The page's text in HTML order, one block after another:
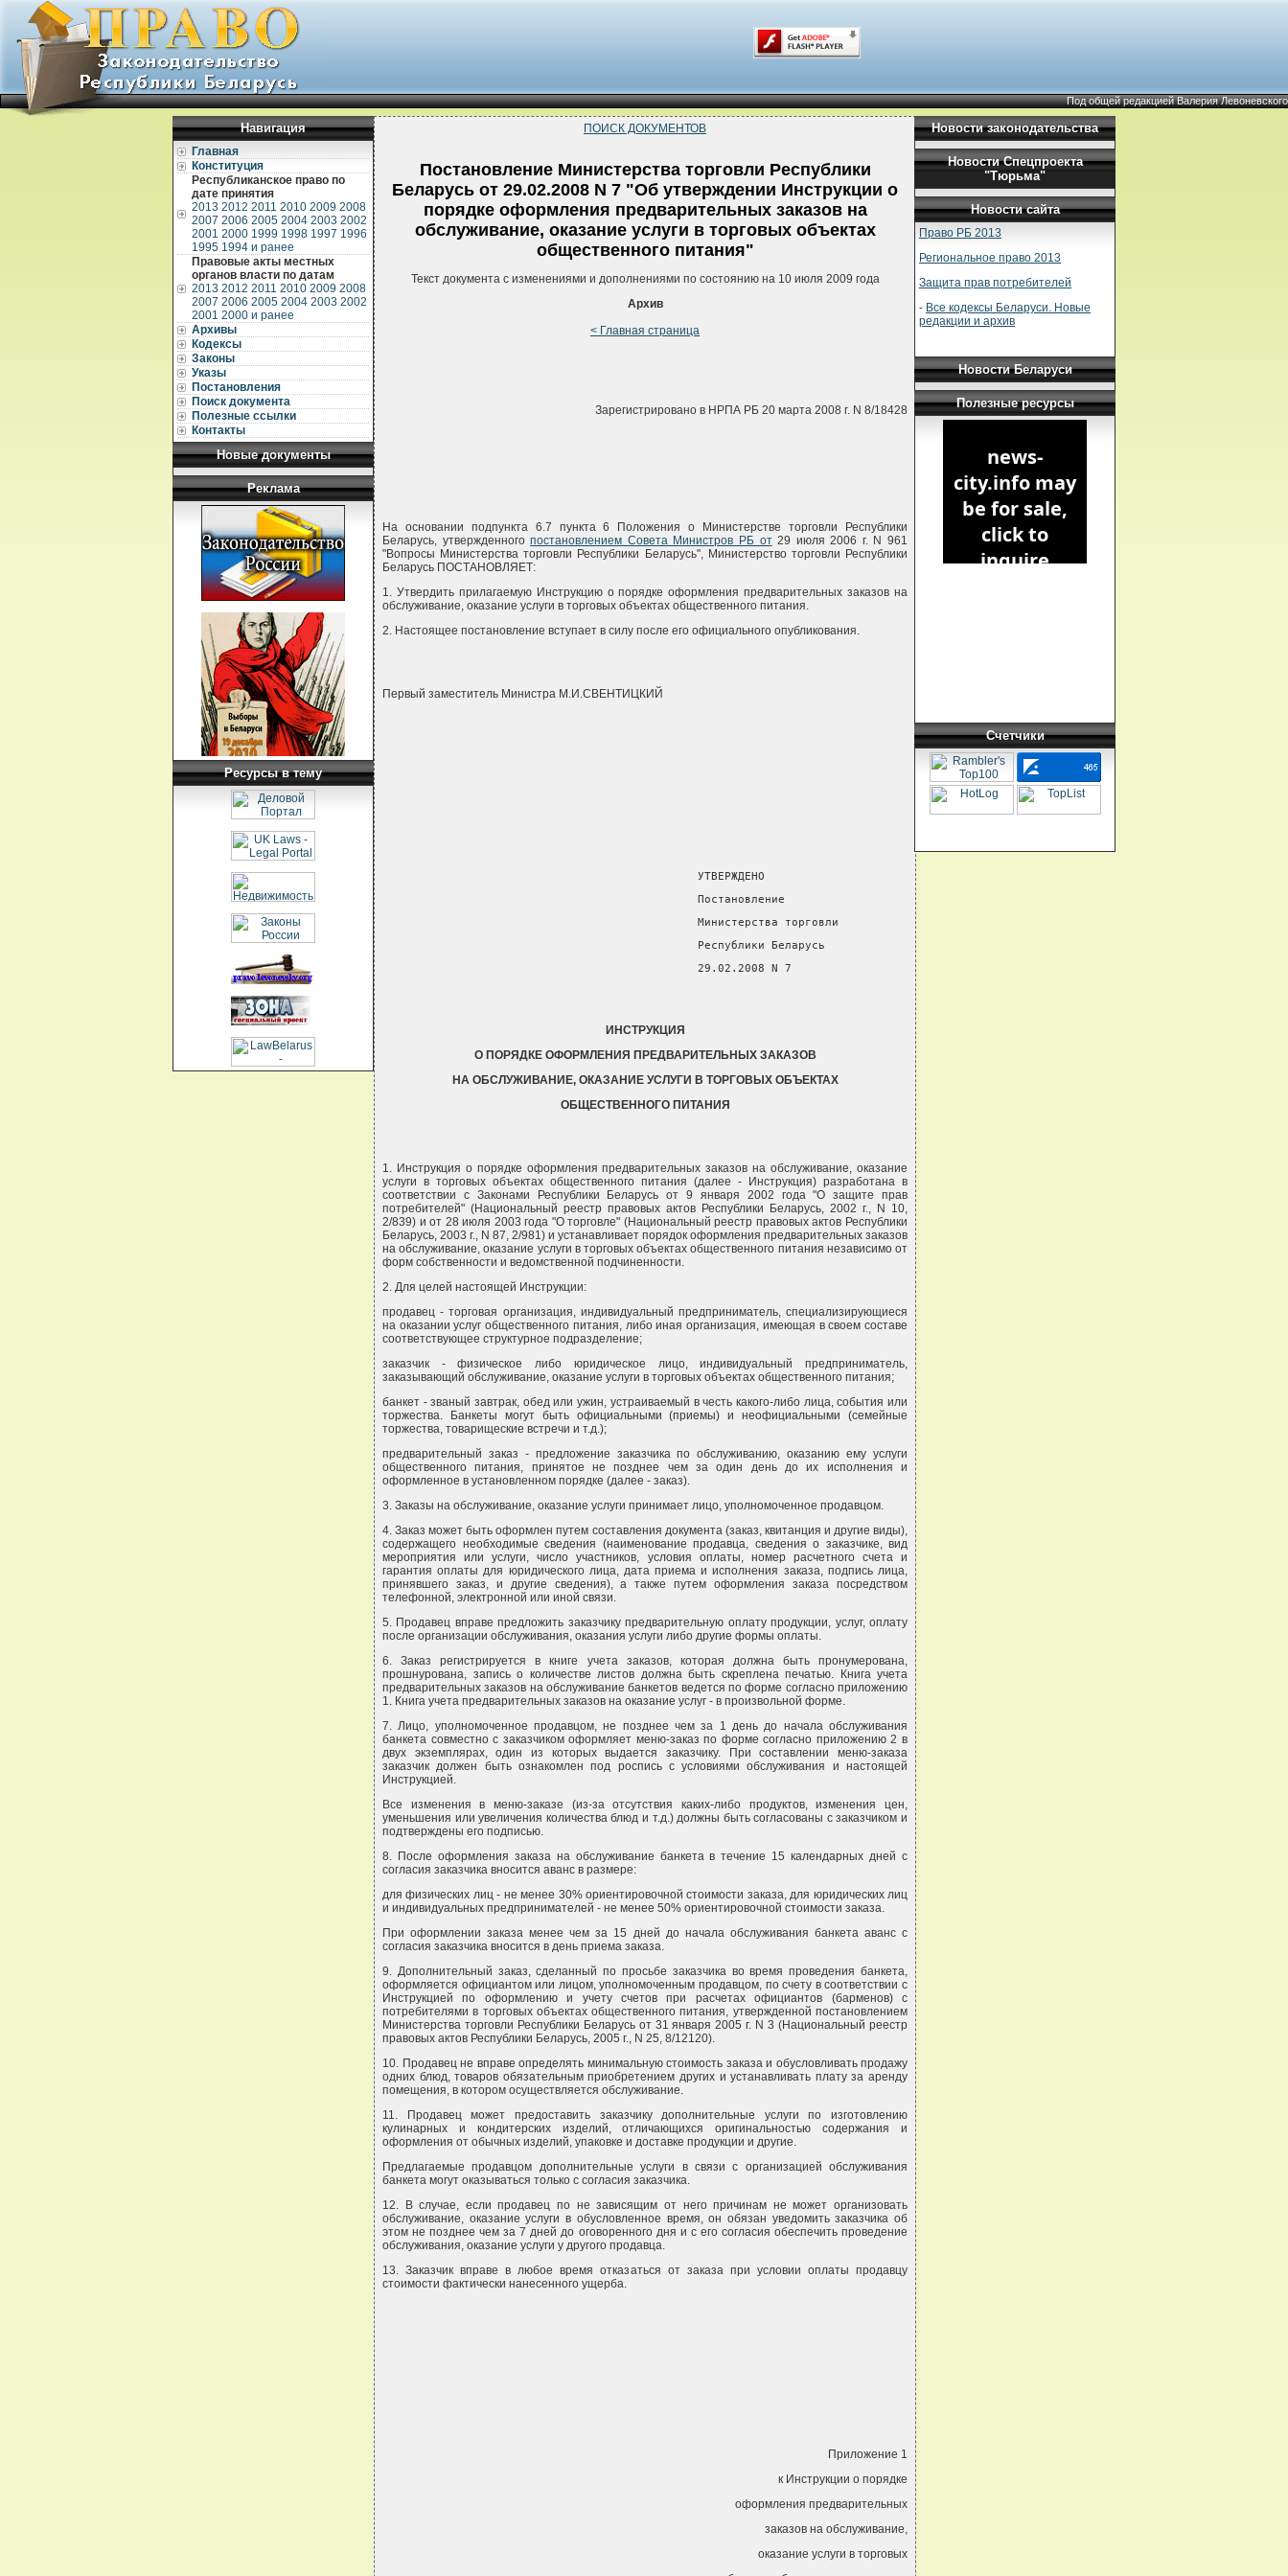
Под общей редакцией Валерия Левоневского
Навигация
Главная
Конституция
Республиканское право по
дате принятия
2013 2012 2011 2010 2009 2008
2007 2006 2005 2004 2003 2002
2001 2000 1999 1998 1997 1996
1995 1994 и ранее
Правовые акты местных
органов власти по датам
2013 2012 2011 2010 2009 2008
2007 2006 2005 2004 2003 2002
2001 2000 и ранее
Архивы
Кодексы
Законы
Указы
Постановления
Поиск документа
Полезные ссылки
Контакты
Новые документы
Реклама
Ресурсы в тему
ПОИСК ДОКУМЕНТОВ
Постановление Министерства торговли Республики
Беларусь от 29.02.2008 N 7 "Об утверждении Инструкции о
порядке оформления предварительных заказов на
обслуживание, оказание услуги в торговых объектах
общественного питания"
Текст документа с изменениями и дополнениями по состоянию на 10 июля 2009 года
Архив
< Главная страница
Зарегистрировано в НРПА РБ 20 марта 2008 г. N 8/18428
На основании подпункта 6.7 пункта 6 Положения о Министерстве торговли Республики
Беларусь, утвержденногопостановлением Совета Министров РБ от29 июля 2006 г. N 961
"Вопросы Министерства торговли Республики Беларусь", Министерство торговли Республики
Беларусь ПОСТАНОВЛЯЕТ:
1. Утвердить прилагаемую Инструкцию о порядке оформления предварительных заказов на
обслуживание, оказание услуги в торговых объектах общественного питания.
2. Настоящее постановление вступает в силу после его официального опубликования.
Первый заместитель Министра М.И.СВЕНТИЦКИЙ
                                               УТВЕРЖДЕНО
                                               Постановление
                                               Министерства торговли
                                               Республики Беларусь
                                               29.02.2008 N 7
ИНСТРУКЦИЯ
О ПОРЯДКЕ ОФОРМЛЕНИЯ ПРЕДВАРИТЕЛЬНЫХ ЗАКАЗОВ
НА ОБСЛУЖИВАНИЕ, ОКАЗАНИЕ УСЛУГИ В ТОРГОВЫХ ОБЪЕКТАХ
ОБЩЕСТВЕННОГО ПИТАНИЯ
1. Инструкция о порядке оформления предварительных заказов на обслуживание, оказание
услуги в торговых объектах общественного питания (далее - Инструкция) разработана в
соответствии с Законами Республики Беларусь от 9 января 2002 года "О защите прав
потребителей" (Национальный реестр правовых актов Республики Беларусь, 2002 г., N 10,
2/839) и от 28 июля 2003 года "О торговле" (Национальный реестр правовых актов Республики
Беларусь, 2003 г., N 87, 2/981) и устанавливает порядок оформления предварительных заказов
на обслуживание, оказание услуги в торговых объектах общественного питания независимо от
форм собственности и ведомственной подчиненности.
2. Для целей настоящей Инструкции:
продавец - торговая организация, индивидуальный предприниматель, специализирующиеся
на оказании услуг общественного питания, либо иная организация, имеющая в своем составе
соответствующее структурное подразделение;
заказчик - физическое либо юридическое лицо, индивидуальный предприниматель,
заказывающий обслуживание, оказание услуги в торговых объектах общественного питания;
банкет - званый завтрак, обед или ужин, устраиваемый в честь какого-либо лица, события или
торжества. Банкеты могут быть официальными (приемы) и неофициальными (семейные
торжества, товарищеские встречи и т.д.);
предварительный заказ - предложение заказчика по обслуживанию, оказанию ему услуги
общественного питания, принятое не позднее чем за один день до их исполнения и
оформленное в установленном порядке (далее - заказ).
3. Заказы на обслуживание, оказание услуги принимает лицо, уполномоченное продавцом.
4. Заказ может быть оформлен путем составления документа (заказ, квитанция и другие виды),
содержащего необходимые сведения (наименование продавца, сведения о заказчике, вид
мероприятия или услуги, число участников, условия оплаты, номер расчетного счета и
гарантия оплаты для юридического лица, дата приема и исполнения заказа, подпись лица,
принявшего заказ, и другие сведения), а также путем оформления заказа посредством
телефонной, электронной или иной связи.
5. Продавец вправе предложить заказчику предварительную оплату продукции, услуг, оплату
после организации обслуживания, оказания услуги либо другие формы оплаты.
6. Заказ регистрируется в книге учета заказов, которая должна быть пронумерована,
прошнурована, запись о количестве листов должна быть скреплена печатью. Книга учета
предварительных заказов на обслуживание банкетов ведется по форме согласно приложению
1. Книга учета предварительных заказов на оказание услуг - в произвольной форме.
7. Лицо, уполномоченное продавцом, не позднее чем за 1 день до начала обслуживания
банкета совместно с заказчиком оформляет меню-заказ по форме согласно приложению 2 в
двух экземплярах, один из которых выдается заказчику. При составлении меню-заказа
заказчик должен быть ознакомлен под роспись с условиями обслуживания и настоящей
Инструкцией.
Все изменения в меню-заказе (из-за отсутствия каких-либо продуктов, изменения цен,
уменьшения или увеличения количества блюд и т.д.) должны быть согласованы с заказчиком и
подтверждены его подписью.
8. После оформления заказа на обслуживание банкета в течение 15 календарных дней с
согласия заказчика вносится аванс в размере:
для физических лиц - не менее 30% ориентировочной стоимости заказа, для юридических лиц
и индивидуальных предпринимателей - не менее 50% ориентировочной стоимости заказа.
При оформлении заказа менее чем за 15 дней до начала обслуживания банкета аванс с
согласия заказчика вносится в день приема заказа.
9. Дополнительный заказ, сделанный по просьбе заказчика во время проведения банкета,
оформляется официантом или лицом, уполномоченным продавцом, по счету в соответствии с
Инструкцией по оформлению и учету счетов при расчетах официантов (барменов) с
потребителями в торговых объектах общественного питания, утвержденной постановлением
Министерства торговли Республики Беларусь от 31 января 2005 г. N 3 (Национальный реестр
правовых актов Республики Беларусь, 2005 г., N 25, 8/12120).
10. Продавец не вправе определять минимальную стоимость заказа и обусловливать продажу
одних блюд, товаров обязательным приобретением других и устанавливать плату за аренду
помещения, в котором осуществляется обслуживание.
11. Продавец может предоставить заказчику дополнительные услуги по изготовлению
кулинарных и кондитерских изделий, отличающихся оригинальностью содержания и
оформления от обычных изделий, упаковке и доставке продукции и другие.
Предлагаемые продавцом дополнительные услуги в связи с организацией обслуживания
банкета могут оказываться только с согласия заказчика.
12. В случае, если продавец по не зависящим от него причинам не может организовать
обслуживание, оказание услуги в обусловленное время, он обязан уведомить заказчика об
этом не позднее чем за 7 дней до оговоренного дня и с его согласия обеспечить проведение
обслуживания, оказание услуги у другого продавца.
13. Заказчик вправе в любое время отказаться от заказа при условии оплаты продавцу
стоимости фактически нанесенного ущерба.
Приложение 1
к Инструкции о порядке
оформления предварительных
заказов на обслуживание,
оказание услуги в торговых
Новости законодательства
Новости Спецпроекта
"Тюрьма"
Новости сайта
Право РБ 2013
Региональное право 2013
Защита прав потребителей
- Все кодексы Беларуси. Новые
редакции и архив
Новости Беларуси
Полезные ресурсы
Счетчики